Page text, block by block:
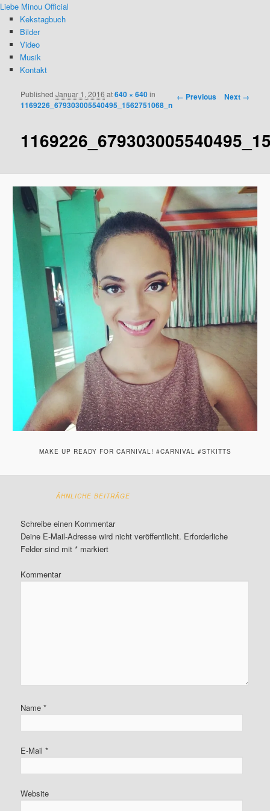
Liebe Minou Official
Kekstagbuch
Bilder
Video
Musik
Kontakt
Image navigation
← Previous Next →
PublishedJanuar 1, 2016 at640 × 640in
1169226_679303005540495_1562751068_n
MAKE UP READY FOR CARNIVAL! #CARNIVAL #STKITTS
ÄHNLICHE BEITRÄGE
Schreibe einen Kommentar
Deine E-Mail-Adresse wird nicht veröffentlicht. Erforderliche
Felder sind mit* markiert
Kommentar
Name*
E-Mail*
Website